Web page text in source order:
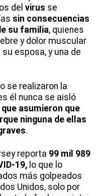
del virus se
sin consecuencias
su familia, quienes
y dolor muscular
esposa, y una de
se realizaron la
él nunca se aisló
asumieron que
ninguna de ellas
.
reporta 99 mil 989
19, lo que lo
más golpeados
Unidos, solo por